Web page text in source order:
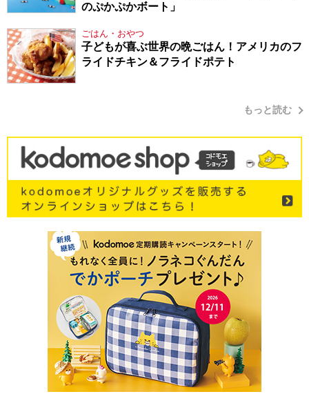
のぷかぷかボート」
ごはん・おやつ
子どもが喜ぶ世界の晩ごはん！アメリカのフ
ライドチキン＆フライドポテト
もっと読む